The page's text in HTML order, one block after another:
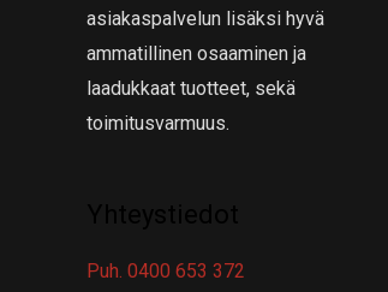
asiakaspalvelun lisäksi hyvä
ammatillinen osaaminen ja
laadukkaat tuotteet, sekä
toimitusvarmuus.
Puh. 0400 653 372